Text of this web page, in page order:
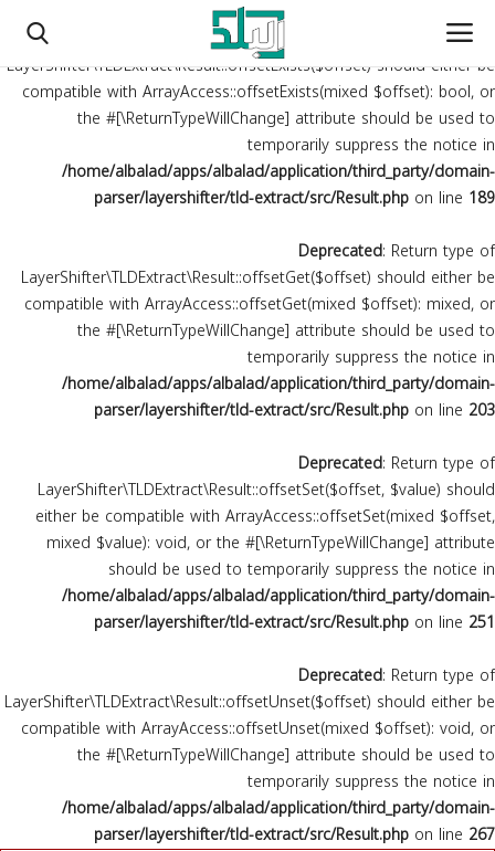
: Return type of
LayerShifter\TLDExtract\Result::offsetExists($offset) should either be
compatible with ArrayAccess::offsetExists(mixed $offset): bool, or
the #[\ReturnTypeWillChange] attribute should be used to
temporarily suppress the notice in
/home/albalad/apps/albalad/application/third_party/domain-
parser/layershifter/tld-extract/src/Result.php on line 189
Deprecated: Return type of
LayerShifter\TLDExtract\Result::offsetGet($offset) should either be
compatible with ArrayAccess::offsetGet(mixed $offset): mixed, or
the #[\ReturnTypeWillChange] attribute should be used to
temporarily suppress the notice in
/home/albalad/apps/albalad/application/third_party/domain-
parser/layershifter/tld-extract/src/Result.php on line 203
Deprecated: Return type of
LayerShifter\TLDExtract\Result::offsetSet($offset, $value) should
either be compatible with ArrayAccess::offsetSet(mixed $offset,
mixed $value): void, or the #[\ReturnTypeWillChange] attribute
should be used to temporarily suppress the notice in
/home/albalad/apps/albalad/application/third_party/domain-
parser/layershifter/tld-extract/src/Result.php on line 251
Deprecated: Return type of
LayerShifter\TLDExtract\Result::offsetUnset($offset) should either be
compatible with ArrayAccess::offsetUnset(mixed $offset): void, or
the #[\ReturnTypeWillChange] attribute should be used to
temporarily suppress the notice in
/home/albalad/apps/albalad/application/third_party/domain-
parser/layershifter/tld-extract/src/Result.php on line 267
الرئيسية
محليات
أخبار دولية وعربية
تقارير
أراء وكتاب
الشهداء
انفوجرافيك
فيديو جرافيك